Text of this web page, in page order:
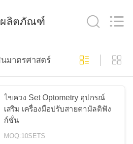
ผลิตภัณฑ์
มาตรศาสตร์
ไขควง Set Optometry อุปกรณ์
เสริม เครื่องมือปรับสายตามัลติฟัง
ก์ชั่น
MOQ:10SETS